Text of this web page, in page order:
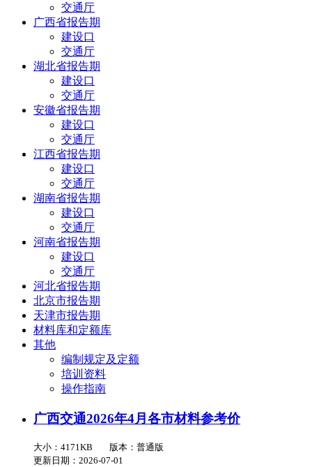
交通厅
广西省报告期
建设口
交通厅
湖北省报告期
建设口
交通厅
安徽省报告期
建设口
交通厅
江西省报告期
建设口
交通厅
湖南省报告期
建设口
交通厅
河南省报告期
建设口
交通厅
河北省报告期
北京市报告期
天津市报告期
材料库和定额库
其他
编制规定及定额
培训资料
操作指南
广西交通2026年4月各市材料参考价
大小：4171KB
版本：普通版
更新日期：2026-07-01